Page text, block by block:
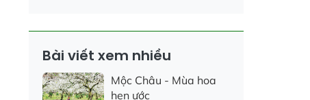
Bài viết xem nhiều
Mộc Châu - Mùa hoa
hẹn ước